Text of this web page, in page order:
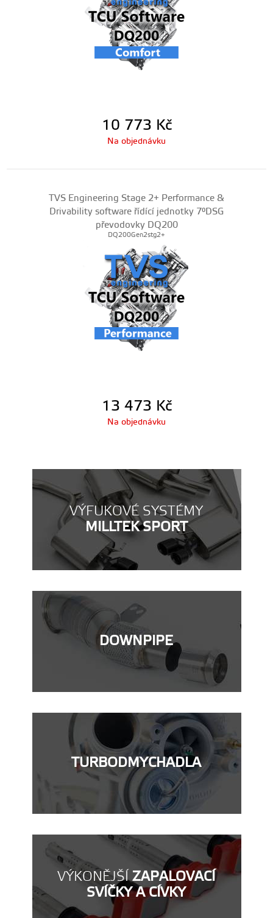
10 773 Kč
Na objednávku
TVS Engineering Stage 2+ Performance &
Drivability software řídící jednotky 7°DSG
převodovky DQ200
DQ200Gen2stg2+
13 473 Kč
Na objednávku
VÝFUKOVÉ SYSTÉMY
MILLTEK SPORT
DOWNPIPE
TURBODMYCHADLA
VÝKONĚJŠÍZAPALOVACÍ
SVÍČKY A CÍVKY